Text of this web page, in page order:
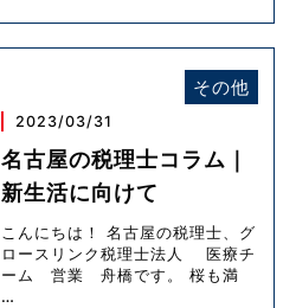
その他
2023/03/31
名古屋の税理士コラム｜
新生活に向けて
こんにちは！ 名古屋の税理士、グ
ロースリンク税理士法人 医療チ
ーム 営業 舟橋です。 桜も満
…